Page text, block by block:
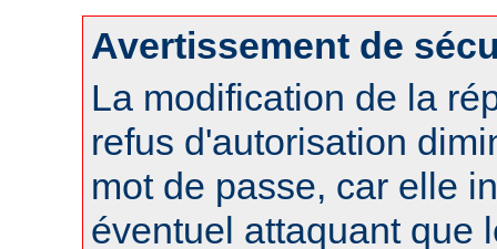
Avertissement de
La modification de la
refus d'autorisation
mot de passe, car elle
éventuel attaquant que